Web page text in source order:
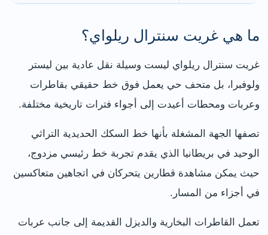
ما هي غريت سنترال ريلواي؟
غريت سنترال ريلواي ليست وسيلة نقل عادية بين ليستر
ولوفبرا، بل متحف حي يعمل فوق خط حقيقي بقاطرات
وعربات ومحطات أعيدت إلى أجواء فترات تاريخية مختلفة.
تصفها الجهة المشغلة بأنها خط السكك الحديدية التراثي
الوحيد في بريطانيا الذي يقدم تجربة خط رئيسي مزدوج،
حيث يمكن مشاهدة قطارين يتحركان في اتجاهين متعاكسين
في أجزاء من المسار.
تعمل القاطرات البخارية والديزل القديمة إلى جانب عربات